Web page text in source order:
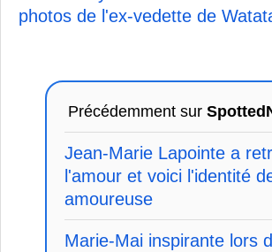
photos de l'ex-vedette de
Précédemment sur
Jean-Marie Lapointe a
l'amour et voici l'identité
amoureuse
Marie-Mai inspirante lors